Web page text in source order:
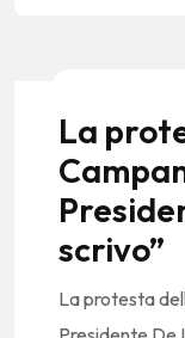
La
scrivo”
La protesta